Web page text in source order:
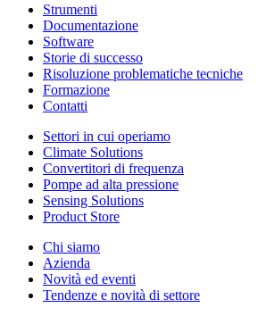
Strumenti
Documentazione
Software
Storie di successo
Risoluzione problematiche tecniche
Formazione
Contatti
Settori in cui operiamo
Climate Solutions
Convertitori di frequenza
Pompe ad alta pressione
Sensing Solutions
Product Store
Chi siamo
Azienda
Novità ed eventi
Tendenze e novità di settore